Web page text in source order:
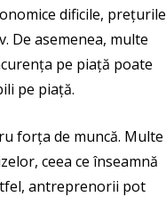
dificile, prețurile
De asemenea, multe
pe piață poate
pe piață.
forța de muncă. Multe
ceea ce înseamnă
antreprenorii pot